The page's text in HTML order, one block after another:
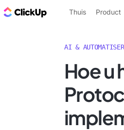
ClickUp Blog
Thuis Product
AI &
Hoe u